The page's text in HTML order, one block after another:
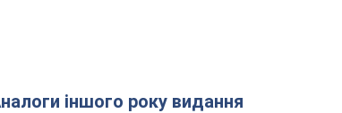
Аналоги іншого року видання